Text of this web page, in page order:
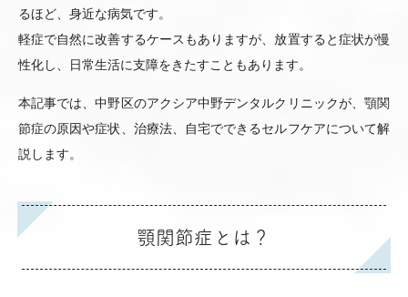
るほど、身近な病気です。
軽症で自然に改善するケースもありますが、放置すると症状が慢
性化し、日常生活に支障をきたすこともあります。
本記事では、中野区のアクシア中野デンタルクリニックが、顎関
節症の原因や症状、治療法、自宅でできるセルフケアについて解
説します。
顎関節症とは？